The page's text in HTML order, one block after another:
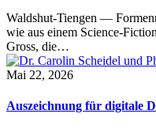
Waldshut-Tiengen —
wie aus einem Science-
Gross, die…
Mai 22, 2026
Auszeichnung für digitale